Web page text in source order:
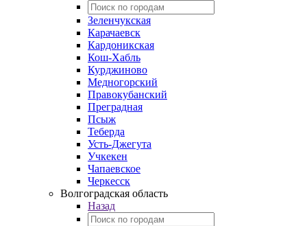
Зеленчукская
Карачаевск
Кардоникская
Кош-Хабль
Курджиново
Медногорский
Правокубанский
Преградная
Псыж
Теберда
Усть-Джегута
Учкекен
Чапаевское
Черкесск
Волгоградская область
Назад